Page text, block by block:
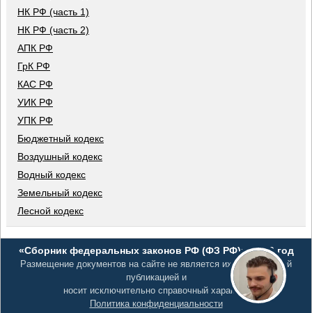
НК РФ (часть 1)
НК РФ (часть 2)
АПК РФ
ГрК РФ
КАС РФ
УИК РФ
УПК РФ
Бюджетный кодекс
Воздушный кодекс
Водный кодекс
Земельный кодекс
Лесной кодекс
«Сборник федеральных законов РФ (ФЗ РФ)», 2026 год
Размещение документов на сайте не является их официальной
публикацией и
носит исключительно справочный характер
Политика конфиденциальности